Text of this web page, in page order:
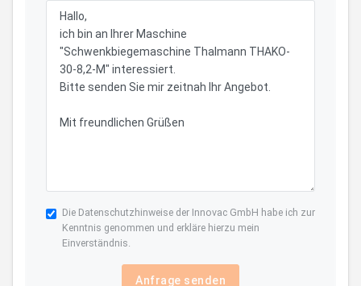
Die Datenschutzhinweise der Innovac GmbH habe ich zur
Kenntnis genommen und erkläre hierzu mein
Einverständnis.
Anfrage senden